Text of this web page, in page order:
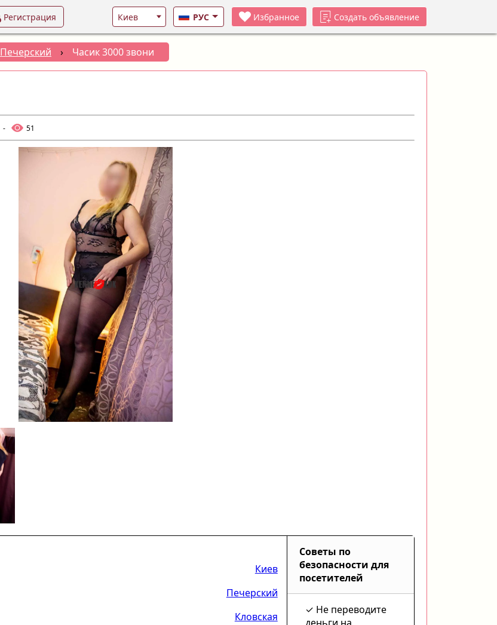
Регистрация РУС Избранное Создать объявление
Печерский › Часик 3000 звони
- 51
Киев
Печерский
Кловская
Советы по
безопасности для
посетителей
Не переводите